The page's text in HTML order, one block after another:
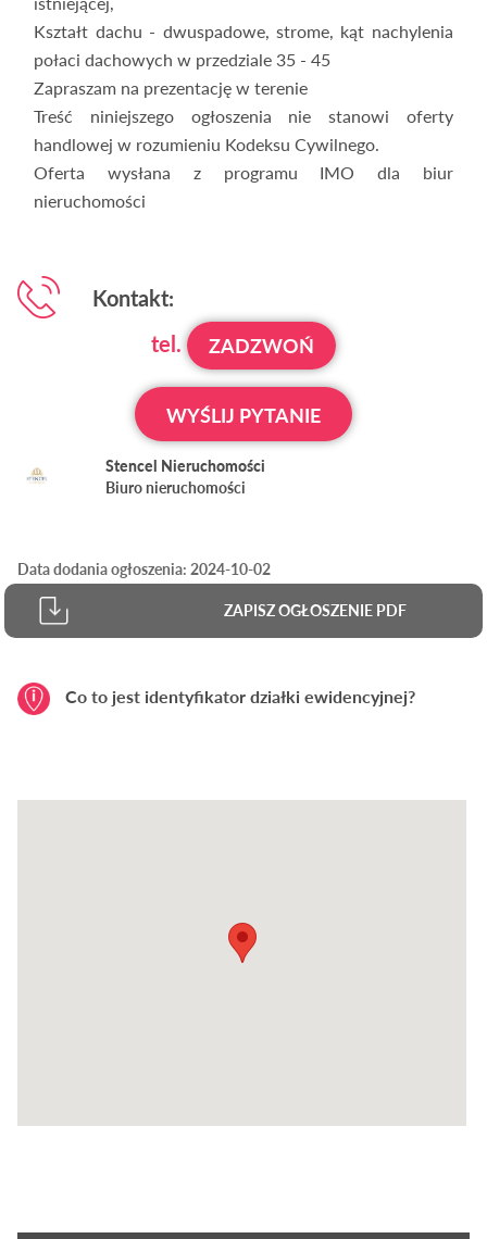
Co to jest identyfikator działki ewidencyjnej?
Kształt dachu - dwuspadowe, strome, kąt nachylenia
połaci dachowych w przedziale 35 - 45
Zapraszam na prezentację w terenie
Treść niniejszego ogłoszenia nie stanowi oferty
handlowej w rozumieniu Kodeksu Cywilnego.
Oferta wysłana z programu IMO dla biur
nieruchomości
Kontakt:
tel.
ZADZWOŃ
WYŚLIJ PYTANIE
Stencel Nieruchomości
Biuro nieruchomości
Data dodania ogłoszenia: 2024-10-02
ZAPISZ OGŁOSZENIE PDF